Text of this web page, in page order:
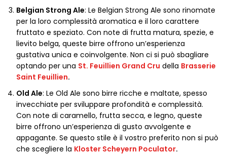
Belgian Strong Ale: Le Belgian Strong Ale sono rinomate
per la loro complessità aromatica e il loro carattere
fruttato e speziato. Con note di frutta matura, spezie, e
lievito belga, queste birre offrono un’esperienza
gustativa unica e coinvolgente. Non ci si può sbagliare
optando per una St. Feuillien Grand Cru della Brasserie
Saint Feuillien.
Old Ale: Le Old Ale sono birre ricche e maltate, spesso
invecchiate per sviluppare profondità e complessità.
Con note di caramello, frutta secca, e legno, queste
birre offrono un’esperienza di gusto avvolgente e
appagante. Se questo stile è il vostro preferito non si può
che scegliere la Kloster Scheyern Poculator.